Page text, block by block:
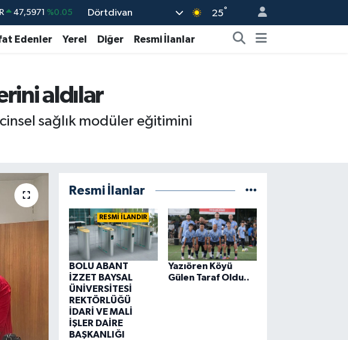
47,5971 %0.05
55,1336 %0.18
13.703 %0
64.475,47 %0.66
Dörtdivan 25°
Edenler Yerel Diğer Resmi İlanlar
aldılar
sağlık modüler eğitimini
Resmi İlanlar
RESMİ İLANDIR
BOLU ABANT
İZZET BAYSAL
ÜNİVERSİTESİ
REKTÖRLÜĞÜ
İDARİ VE MALİ
İŞLER DAİRE
BAŞKANLIĞI
Yazıören Köyü
Gülen Taraf Oldu..